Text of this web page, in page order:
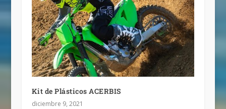
Kit de Plásticos ACERBIS
diciembre 9, 2021